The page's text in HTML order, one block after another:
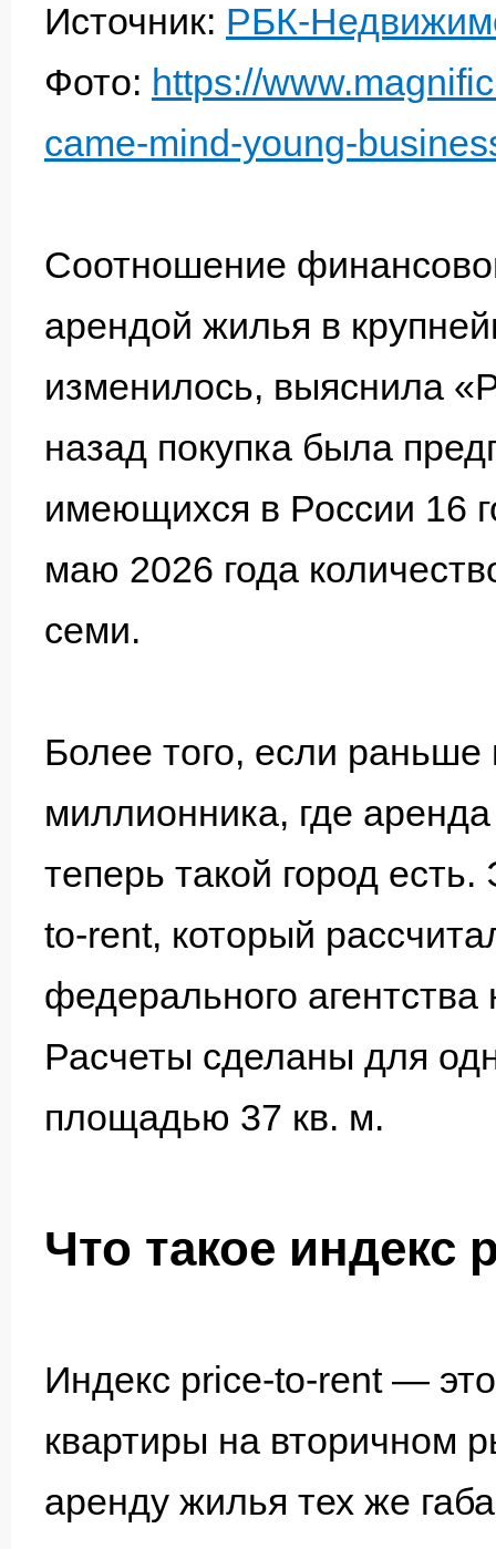
Источник: РБК-
Фото: https://
came-mind-young-
Соотношение
арендой жилья в
изменилось, выяснила
назад покупка была
имеющихся в России 16
маю 2026 года
семи.
Более того, если
миллионника, где
теперь такой город
to-rent, который
федерального
Расчеты сделаны для
площадью 37 кв. м.
Что такое индекс
Индекс price-to-rent —
квартиры на вторичном
аренду жилья тех же